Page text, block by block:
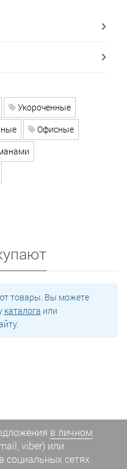
Укороченные
Офисные
товары. Вы можете
каталога или
в личном
viber) или
социальных сетях.